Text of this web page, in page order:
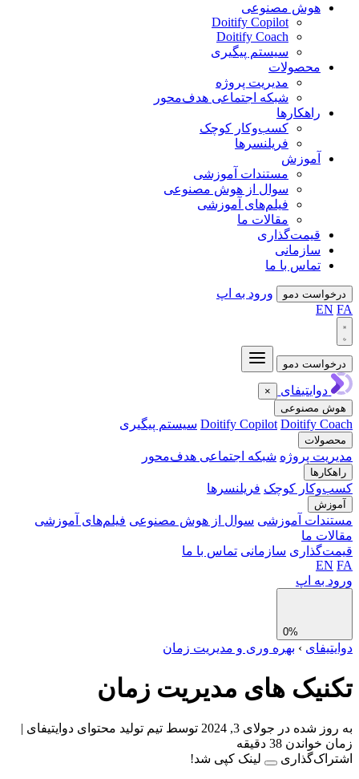
هوش مصنوعی
Doitify Copilot
Doitify Coach
سیستم پیگیری
محصولات
مدیریت پروژه
شبکه اجتماعی هدف‌محور
راهکارها
کسب‌وکار کوچک
فریلنسرها
آموزش
مستندات آموزشی
سوال از هوش مصنوعی
فیلم‌های آموزشی
مقالات ما
قیمت‌گذاری
سازمانی
تماس با ما
دمو
ورود به اپ
EN
دمو
دوایتیفای
×
مصنوعی
Doitify Copilot Doitify سیستم پیگیری
پروژه شبکه اجتماعی هدف‌محور
کوچک فریلنسرها
آموزشی سوال از هوش مصنوعی فیلم‌های آموزشی
ما
سازمانی تماس با ما
EN
به اپ
› بهره وری و مدیریت زمان
های مدیریت زمان
شده در جولای 3, 2024 توسط تیم تولید محتوای دوایتیفای |
38 دقیقه
لینک کپی شد!